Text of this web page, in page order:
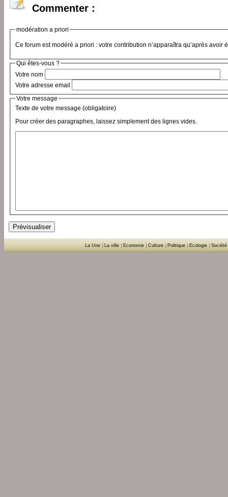
Commenter :
modération a priori
Ce forum est modéré a priori : votre contribution n’apparaîtra qu’après avoir
Qui êtes-vous ?
Votre nom
Votre adresse email
Votre message
Texte de votre message (obligatoire)
Pour créer des paragraphes, laissez simplement des lignes vides.
La Une La ville Economie Culture Politique Ecologie Société